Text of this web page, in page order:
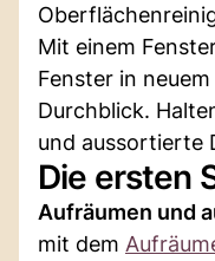
Mit einem
Fenster in
Durchblick.
und aussortierte
Die ersten
Aufräumen und
mit dem